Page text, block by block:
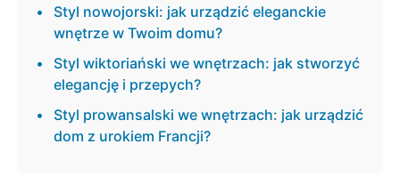
Styl nowojorski: jak urządzić eleganckie
wnętrze w Twoim domu?
Styl wiktoriański we wnętrzach: jak stworzyć
elegancję i przepych?
Styl prowansalski we wnętrzach: jak urządzić
dom z urokiem Francji?